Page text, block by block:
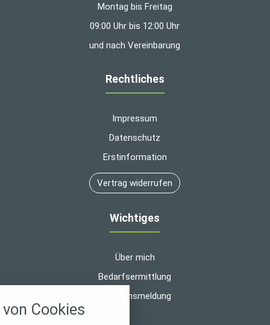
Montag bis Freitag
09:00 Uhr bis 12:00 Uhr
und nach Vereinbarung
Rechtliches
Impressum
Datenschutz
Erstinformation
Vertrag widerrufen
Wichtiges
Über mich
Bedarfsermittlung
Schadensmeldung
Cookies
alle verwendeten Cookies und